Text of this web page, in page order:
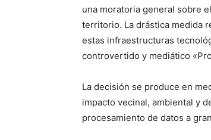
una moratoria general sobre
territorio. La drástica medida
estas infraestructuras
controvertido y mediático
La decisión se produce en
impacto vecinal, ambiental y
procesamiento de datos a